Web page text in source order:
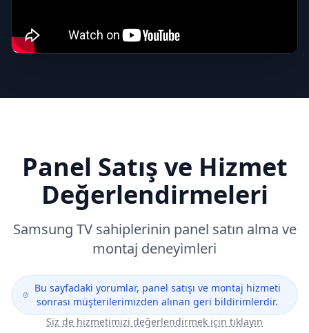
Panel Satış ve Hizmet
Değerlendirmeleri
Samsung TV sahiplerinin panel satın alma ve
montaj deneyimleri
Bu sayfadaki yorumlar, panel satışı ve montaj hizmeti
sonrası müşterilerimizden alınan geri bildirimlerdir.
Siz de hizmetimizi değerlendirmek için tıklayın